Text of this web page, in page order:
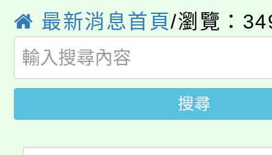
徵才活動。
YOUNG桃局內行報名
局官網。
8月14至27日，桃園電
開!
115年桃園市運動會8/
田徑場及游泳池舉行。
桃園市低收入戶享有免
最新消息首頁/瀏覽：
搜尋